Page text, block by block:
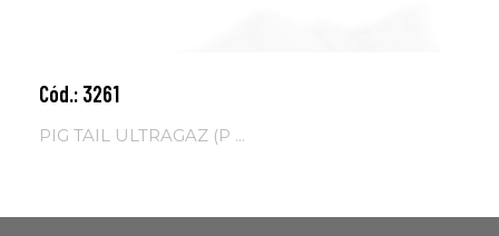
Cód.: 3261
PIG TAIL ULTRAGAZ (P ...
Adicionar ao carrinho